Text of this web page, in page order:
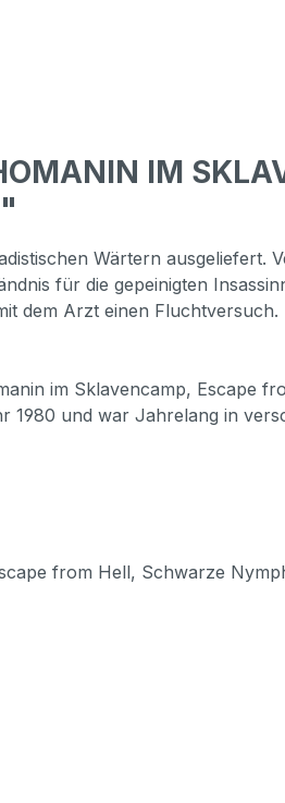
IM
Wärtern
für die gepeinigten
dem Arzt einen
im Sklavencamp, Escape
und war Jahrelang in
from Hell, Schwarze